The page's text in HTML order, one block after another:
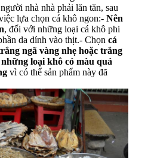
nhà nhà phải lăn tăn, sau
lựa chọn cá khô ngon:- Nên
, đối với những loại cá khô phi
da dính vào thịt.- Chọn cá
ngã vàng nhẹ hoặc trắng
loại khô có màu quá
vì có thể sản phẩm này đã